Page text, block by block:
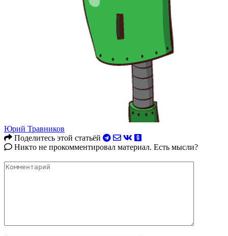
Юрий Травников
Поделитесь этой статьёй
Никто не прокомментировал материал. Есть мысли?